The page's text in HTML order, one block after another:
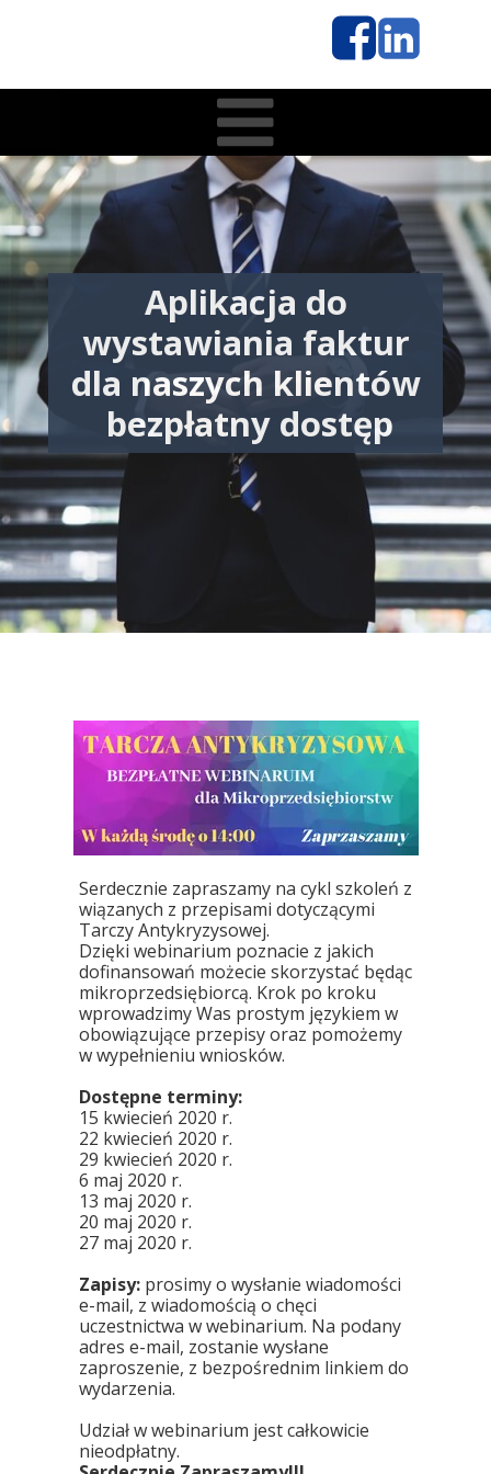
Serdecznie zapraszamy na cykl szkoleń z
wiązanych z przepisami dotyczącymi
Tarczy Antykryzysowej.
Dzięki webinarium poznacie z jakich
dofinansowań możecie skorzystać będąc
mikroprzedsiębiorcą. Krok po kroku
wprowadzimy Was prostym językiem w
obowiązujące przepisy oraz pomożemy
w wypełnieniu wniosków.
Dostępne terminy:
15 kwiecień 2020 r.
22 kwiecień 2020 r.
29 kwiecień 2020 r.
6 maj 2020 r.
13 maj 2020 r.
20 maj 2020 r.
27 maj 2020 r.
Zapisy: prosimy o wysłanie wiadomości
e-mail, z wiadomością o chęci
uczestnictwa w webinarium. Na podany
adres e-mail, zostanie wysłane
zaproszenie, z bezpośrednim linkiem do
wydarzenia.
Udział w webinarium jest całkowicie
nieodpłatny.
Tarcza Antykryzysowa 1.0.
Aplikacja do
wystawiania faktur
dla naszych klientów
bezpłatny dostęp